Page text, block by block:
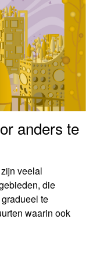
anders te
veelal
die
te
waarin ook
Endeavour